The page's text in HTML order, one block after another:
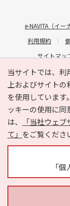
当サイトでは、
上およびサイト
を使用しています
ッキーの使用に同
は、
「当社ウェ
て」 をご覧くださ
「
e-NAVITA（イー
利用規約
サイトマッ